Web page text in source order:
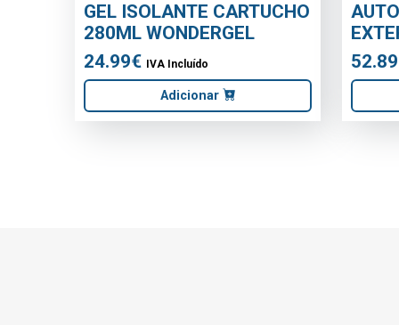
PROJETOR STRING 50W
6500K 12AH
IVA Incluído
Sob Consulta
FONTE
12V DC
IVA